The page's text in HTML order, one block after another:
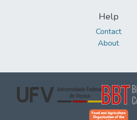
Help
Contact
About